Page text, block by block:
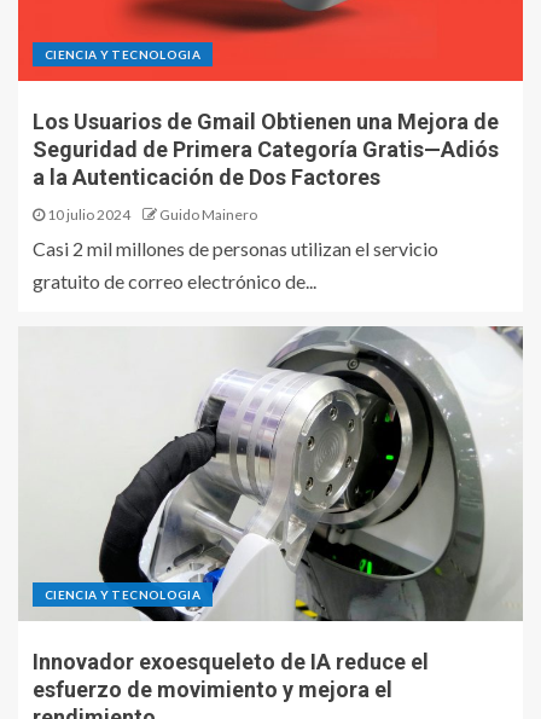
CIENCIA Y TECNOLOGIA
Los Usuarios de Gmail Obtienen una Mejora de
Seguridad de Primera Categoría Gratis—Adiós
a la Autenticación de Dos Factores
10 julio 2024 Guido Mainero
Casi 2 mil millones de personas utilizan el servicio
gratuito de correo electrónico de...
CIENCIA Y TECNOLOGIA
Innovador exoesqueleto de IA reduce el
esfuerzo de movimiento y mejora el